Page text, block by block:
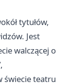
tytułów,
Jest
walczącej o
,
świecie teatru